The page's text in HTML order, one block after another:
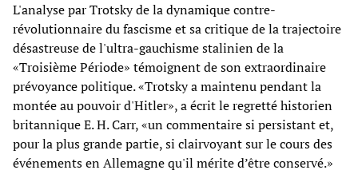
L'analyse par Trotsky de la dynamique contre-
révolutionnaire du fascisme et sa critique de la trajectoire
désastreuse de l'ultra-gauchisme stalinien de la
«Troisième Période» témoignent de son extraordinaire
prévoyance politique. «Trotsky a maintenu pendant la
montée au pouvoir d'Hitler», a écrit le regretté historien
britannique E. H. Carr, «un commentaire si persistant et,
pour la plus grande partie, si clairvoyant sur le cours des
événements en Allemagne qu'il mérite d’être conservé.»